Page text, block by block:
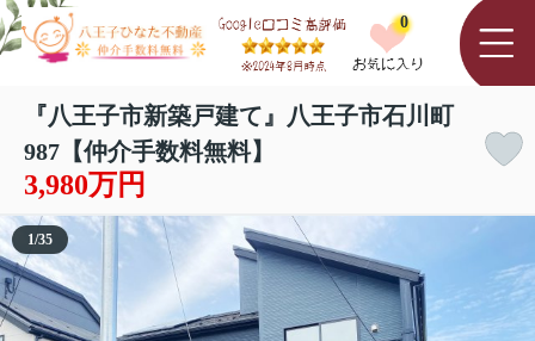
0
『八王子市新築戸建て』八王子市石川町
987【仲介手数料無料】
3,980万円
1/35